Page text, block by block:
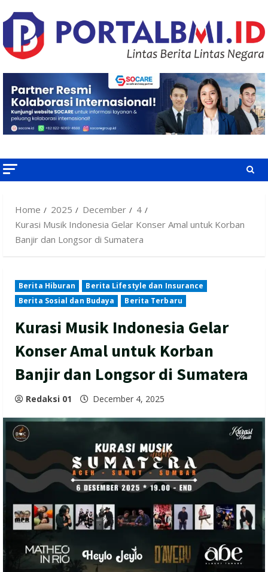
to
content
Home 2025 December
4
Kurasi Musik Indonesia Gelar Konser Amal untuk Korban
Banjir dan Longsor di Sumatera
Berita Hiburan
Berita Lifestyle dan Insurance
Berita Sosial dan Budaya
Berita Terbaru
Kurasi Musik Indonesia Gelar
Konser Amal untuk Korban
Banjir dan Longsor di Sumatera
Redaksi 01 December 4, 2025